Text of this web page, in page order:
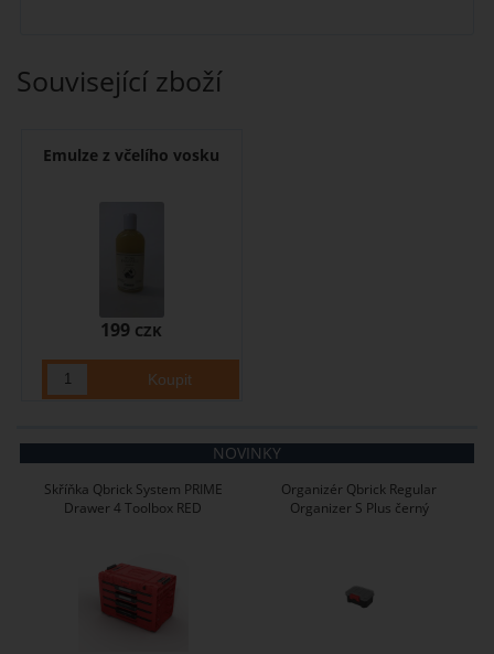
Související zboží
Emulze z včelího vosku
199 CZK
NOVINKY
Skříňka Qbrick System PRIME
Drawer 4 Toolbox RED
Organizér Qbrick Regular
Organizer S Plus černý